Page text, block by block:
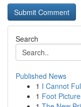
Search
Published News
1 I Cannot
1 Foot